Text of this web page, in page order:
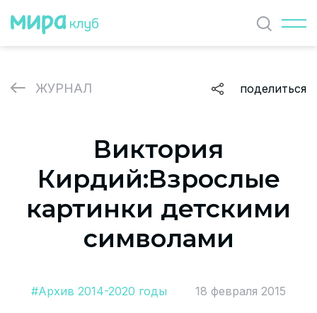
Найти
ЖУРНАЛ поделиться
Виктория
Кирдий:Взрослые
картинки детскими
символами
#Архив 2014-2020 годы 18 февраля 2015
ПАРТНЕРЫ
ВАКАНСИИ
Политика и соглашение на обработку персональных
О проекте